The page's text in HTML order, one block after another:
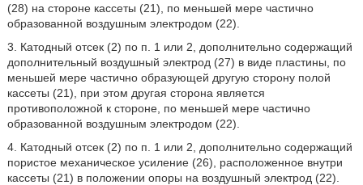
(28) на стороне кассеты (21), по меньшей мере частично
образованной воздушным электродом (22).
3. Катодный отсек (2) по п. 1 или 2, дополнительно содержащий
дополнительный воздушный электрод (27) в виде пластины, по
меньшей мере частично образующей другую сторону полой
кассеты (21), при этом другая сторона является
противоположной к стороне, по меньшей мере частично
образованной воздушным электродом (22).
4. Катодный отсек (2) по п. 1 или 2, дополнительно содержащий
пористое механическое усиление (26), расположенное внутри
кассеты (21) в положении опоры на воздушный электрод (22).